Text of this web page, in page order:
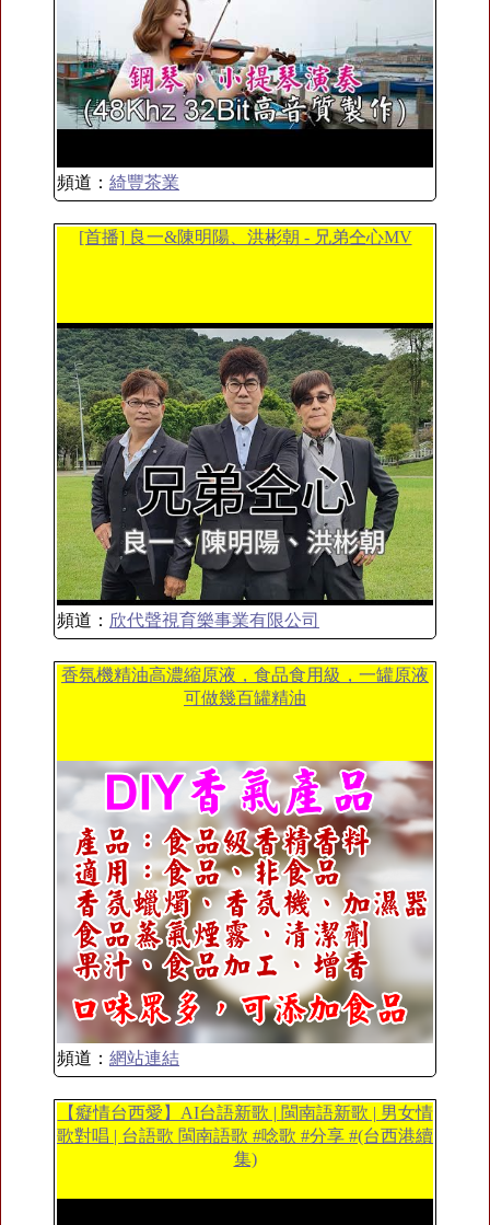
頻道： 綺豐茶業
[首播] 良一&陳明陽、洪彬朝 - 兄弟仝心MV
頻道： 欣代聲視育樂事業有限公司
香氛機精油高濃縮原液，食品食用級，一罐原液
可做幾百罐精油
頻道： 網站連結
【癡情台西愛】AI台語新歌 | 閩南語新歌 | 男女情
歌對唱 | 台語歌 閩南語歌 #唸歌 #分享 #(台西港續
集)